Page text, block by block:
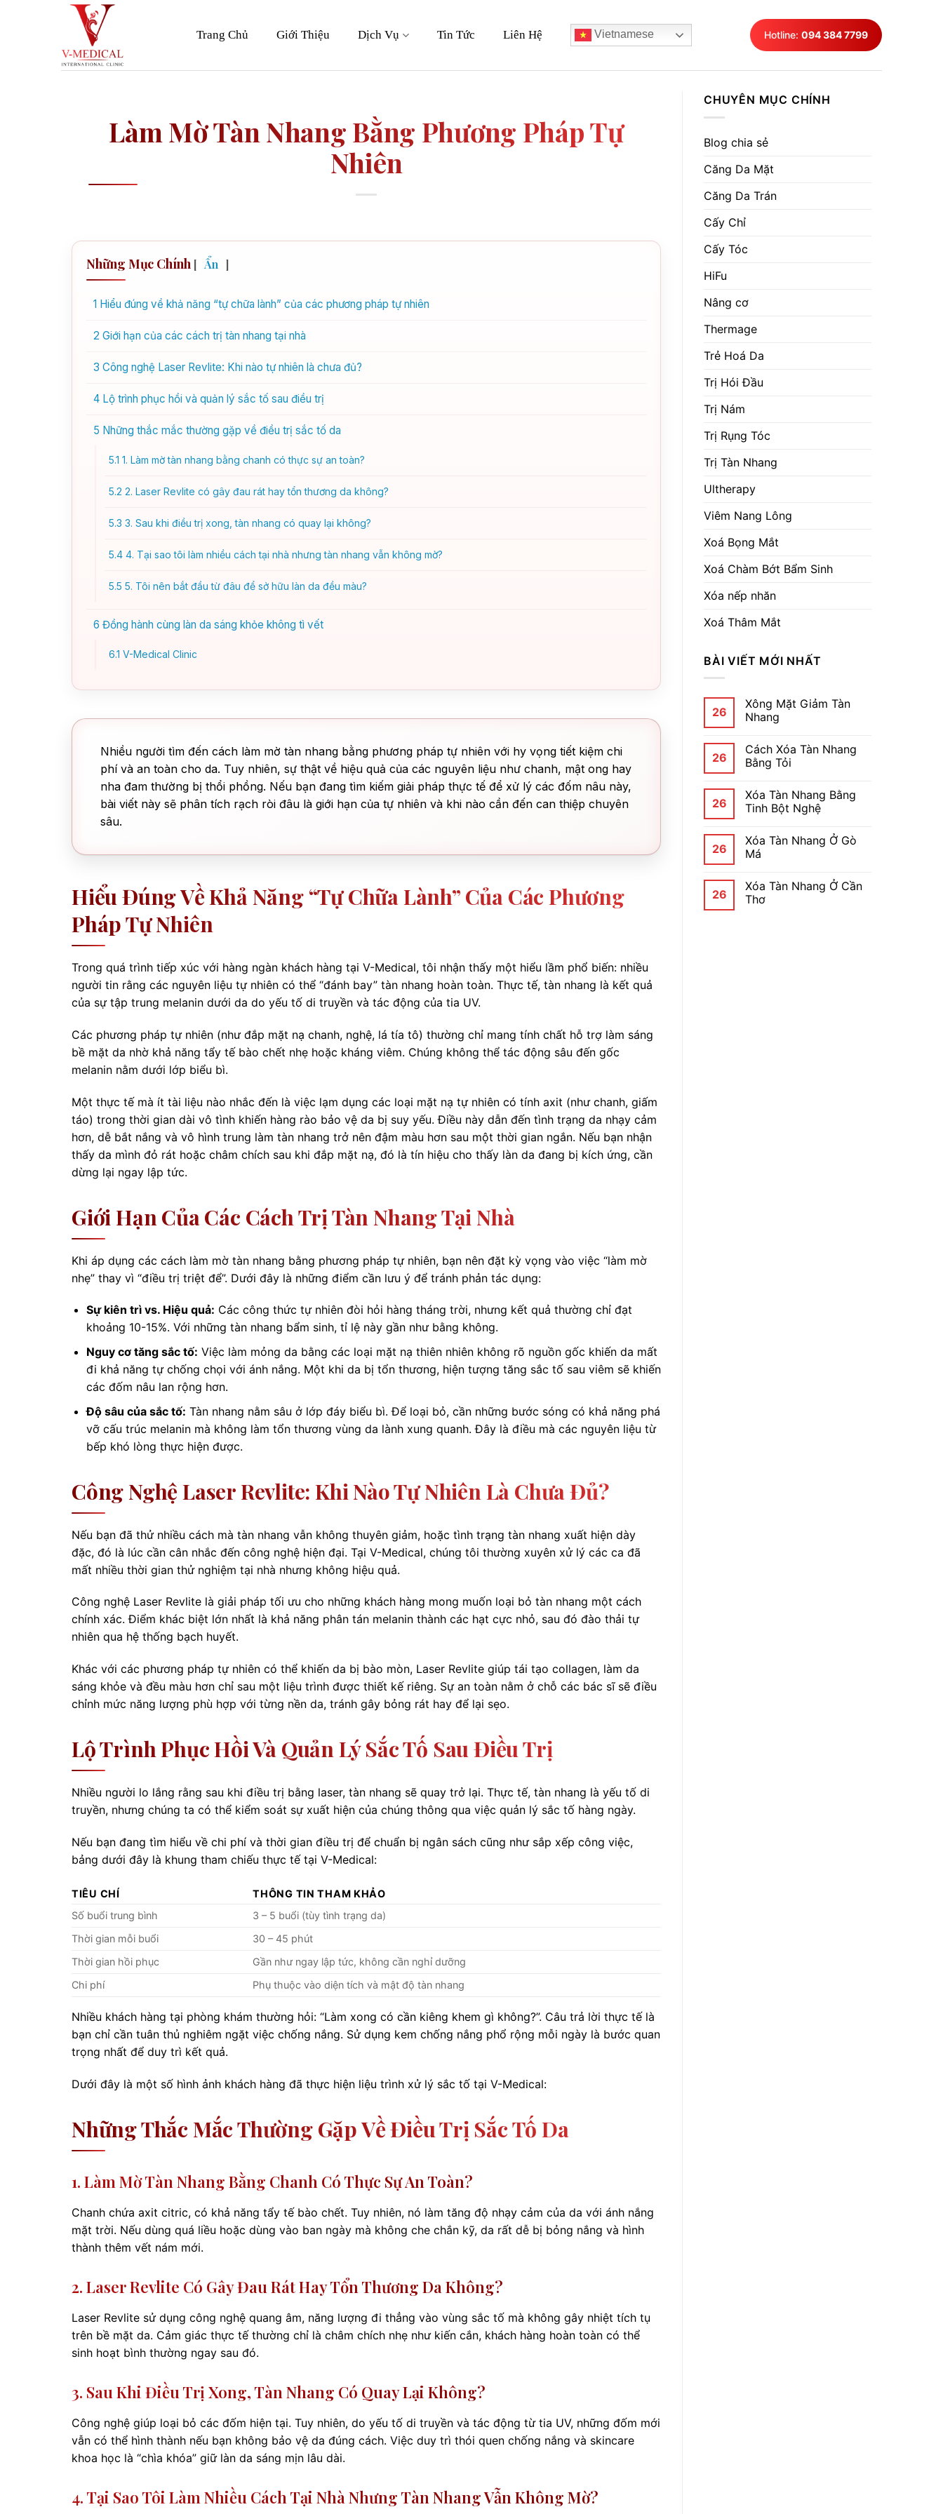
Trang Chủ Giới Thiệu Dịch Vụ Tin Tức Liên Hệ Vietnamese Hotline: 094 384 7799
Làm Mờ Tàn Nhang Bằng Phương Pháp Tự
Nhiên
Những Mục Chính [ Ẩn ]
1 Hiểu đúng về khả năng “tự chữa lành” của các phương pháp tự nhiên
2 Giới hạn của các cách trị tàn nhang tại nhà
3 Công nghệ Laser Revlite: Khi nào tự nhiên là chưa đủ?
4 Lộ trình phục hồi và quản lý sắc tố sau điều trị
5 Những thắc mắc thường gặp về điều trị sắc tố da
5.1 1. Làm mờ tàn nhang bằng chanh có thực sự an toàn?
5.2 2. Laser Revlite có gây đau rát hay tổn thương da không?
5.3 3. Sau khi điều trị xong, tàn nhang có quay lại không?
5.4 4. Tại sao tôi làm nhiều cách tại nhà nhưng tàn nhang vẫn không mờ?
5.5 5. Tôi nên bắt đầu từ đâu để sở hữu làn da đều màu?
6 Đồng hành cùng làn da sáng khỏe không tì vết
6.1 V-Medical Clinic
Nhiều người tìm đến cách làm mờ tàn nhang bằng phương pháp tự nhiên với hy vọng tiết kiệm chi
phí và an toàn cho da. Tuy nhiên, sự thật về hiệu quả của các nguyên liệu như chanh, mật ong hay
nha đam thường bị thổi phồng. Nếu bạn đang tìm kiếm giải pháp thực tế để xử lý các đốm nâu này,
bài viết này sẽ phân tích rạch ròi đâu là giới hạn của tự nhiên và khi nào cần đến can thiệp chuyên
sâu.
Hiểu Đúng Về Khả Năng “tự Chữa Lành” Của Các Phương
Pháp Tự Nhiên
Trong quá trình tiếp xúc với hàng ngàn khách hàng tại V-Medical, tôi nhận thấy một hiểu lầm phổ biến: nhiều
người tin rằng các nguyên liệu tự nhiên có thể “đánh bay” tàn nhang hoàn toàn. Thực tế, tàn nhang là kết quả
của sự tập trung melanin dưới da do yếu tố di truyền và tác động của tia UV.
Các phương pháp tự nhiên (như đắp mặt nạ chanh, nghệ, lá tía tô) thường chỉ mang tính chất hỗ trợ làm sáng
bề mặt da nhờ khả năng tẩy tế bào chết nhẹ hoặc kháng viêm. Chúng không thể tác động sâu đến gốc
melanin nằm dưới lớp biểu bì.
Một thực tế mà ít tài liệu nào nhắc đến là việc lạm dụng các loại mặt nạ tự nhiên có tính axit (như chanh, giấm
táo) trong thời gian dài vô tình khiến hàng rào bảo vệ da bị suy yếu. Điều này dẫn đến tình trạng da nhạy cảm
hơn, dễ bắt nắng và vô hình trung làm tàn nhang trở nên đậm màu hơn sau một thời gian ngắn. Nếu bạn nhận
thấy da mình đỏ rát hoặc châm chích sau khi đắp mặt nạ, đó là tín hiệu cho thấy làn da đang bị kích ứng, cần
dừng lại ngay lập tức.
Giới Hạn Của Các Cách Trị Tàn Nhang Tại Nhà
Khi áp dụng các cách làm mờ tàn nhang bằng phương pháp tự nhiên, bạn nên đặt kỳ vọng vào việc “làm mờ
nhẹ” thay vì “điều trị triệt để”. Dưới đây là những điểm cần lưu ý để tránh phản tác dụng:
Sự kiên trì vs. Hiệu quả: Các công thức tự nhiên đòi hỏi hàng tháng trời, nhưng kết quả thường chỉ đạt
khoảng 10-15%. Với những tàn nhang bẩm sinh, tỉ lệ này gần như bằng không.
Nguy cơ tăng sắc tố: Việc làm mỏng da bằng các loại mặt nạ thiên nhiên không rõ nguồn gốc khiến da mất
đi khả năng tự chống chọi với ánh nắng. Một khi da bị tổn thương, hiện tượng tăng sắc tố sau viêm sẽ khiến
các đốm nâu lan rộng hơn.
Độ sâu của sắc tố: Tàn nhang nằm sâu ở lớp đáy biểu bì. Để loại bỏ, cần những bước sóng có khả năng phá
vỡ cấu trúc melanin mà không làm tổn thương vùng da lành xung quanh. Đây là điều mà các nguyên liệu từ
bếp khó lòng thực hiện được.
Công Nghệ Laser Revlite: Khi Nào Tự Nhiên Là Chưa Đủ?
Nếu bạn đã thử nhiều cách mà tàn nhang vẫn không thuyên giảm, hoặc tình trạng tàn nhang xuất hiện dày
đặc, đó là lúc cần cân nhắc đến công nghệ hiện đại. Tại V-Medical, chúng tôi thường xuyên xử lý các ca đã
mất nhiều thời gian thử nghiệm tại nhà nhưng không hiệu quả.
Công nghệ Laser Revlite là giải pháp tối ưu cho những khách hàng mong muốn loại bỏ tàn nhang một cách
chính xác. Điểm khác biệt lớn nhất là khả năng phân tán melanin thành các hạt cực nhỏ, sau đó đào thải tự
nhiên qua hệ thống bạch huyết.
Khác với các phương pháp tự nhiên có thể khiến da bị bào mòn, Laser Revlite giúp tái tạo collagen, làm da
sáng khỏe và đều màu hơn chỉ sau một liệu trình được thiết kế riêng. Sự an toàn nằm ở chỗ các bác sĩ sẽ điều
chỉnh mức năng lượng phù hợp với từng nền da, tránh gây bỏng rát hay để lại sẹo.
Lộ Trình Phục Hồi Và Quản Lý Sắc Tố Sau Điều Trị
Nhiều người lo lắng rằng sau khi điều trị bằng laser, tàn nhang sẽ quay trở lại. Thực tế, tàn nhang là yếu tố di
truyền, nhưng chúng ta có thể kiểm soát sự xuất hiện của chúng thông qua việc quản lý sắc tố hàng ngày.
Nếu bạn đang tìm hiểu về chi phí và thời gian điều trị để chuẩn bị ngân sách cũng như sắp xếp công việc,
bảng dưới đây là khung tham chiếu thực tế tại V-Medical:
TIÊU CHÍ
THÔNG TIN THAM KHẢO
Số buổi trung bình
3 – 5 buổi (tùy tình trạng da)
Thời gian mỗi buổi
30 – 45 phút
Thời gian hồi phục
Gần như ngay lập tức, không cần nghỉ dưỡng
Chi phí
Phụ thuộc vào diện tích và mật độ tàn nhang
Nhiều khách hàng tại phòng khám thường hỏi: “Làm xong có cần kiêng khem gì không?”. Câu trả lời thực tế là
bạn chỉ cần tuân thủ nghiêm ngặt việc chống nắng. Sử dụng kem chống nắng phổ rộng mỗi ngày là bước quan
trọng nhất để duy trì kết quả.
Dưới đây là một số hình ảnh khách hàng đã thực hiện liệu trình xử lý sắc tố tại V-Medical:
Những Thắc Mắc Thường Gặp Về Điều Trị Sắc Tố Da
1. Làm Mờ Tàn Nhang Bằng Chanh Có Thực Sự An Toàn?
Chanh chứa axit citric, có khả năng tẩy tế bào chết. Tuy nhiên, nó làm tăng độ nhạy cảm của da với ánh nắng
mặt trời. Nếu dùng quá liều hoặc dùng vào ban ngày mà không che chắn kỹ, da rất dễ bị bỏng nắng và hình
thành thêm vết nám mới.
2. Laser Revlite Có Gây Đau Rát Hay Tổn Thương Da Không?
Laser Revlite sử dụng công nghệ quang âm, năng lượng đi thẳng vào vùng sắc tố mà không gây nhiệt tích tụ
trên bề mặt da. Cảm giác thực tế thường chỉ là châm chích nhẹ như kiến cắn, khách hàng hoàn toàn có thể
sinh hoạt bình thường ngay sau đó.
3. Sau Khi Điều Trị Xong, Tàn Nhang Có Quay Lại Không?
Công nghệ giúp loại bỏ các đốm hiện tại. Tuy nhiên, do yếu tố di truyền và tác động từ tia UV, những đốm mới
vẫn có thể hình thành nếu bạn không bảo vệ da đúng cách. Việc duy trì thói quen chống nắng và skincare
khoa học là “chìa khóa” giữ làn da sáng mịn lâu dài.
4. Tại Sao Tôi Làm Nhiều Cách Tại Nhà Nhưng Tàn Nhang Vẫn Không Mờ?
CHUYÊN MỤC CHÍNH
Blog chia sẻ
Căng Da Mặt
Căng Da Trán
Cấy Chỉ
Cấy Tóc
HiFu
Nâng cơ
Thermage
Trẻ Hoá Da
Trị Hói Đầu
Trị Nám
Trị Rụng Tóc
Trị Tàn Nhang
Ultherapy
Viêm Nang Lông
Xoá Bọng Mắt
Xoá Chàm Bớt Bẩm Sinh
Xóa nếp nhăn
Xoá Thâm Mắt
BÀI VIẾT MỚI NHẤT
26
Xông Mặt Giảm Tàn
Nhang
26
Cách Xóa Tàn Nhang
Bằng Tỏi
26
Xóa Tàn Nhang Bằng
Tinh Bột Nghệ
26
Xóa Tàn Nhang Ở Gò
Má
26
Xóa Tàn Nhang Ở Cần
Thơ